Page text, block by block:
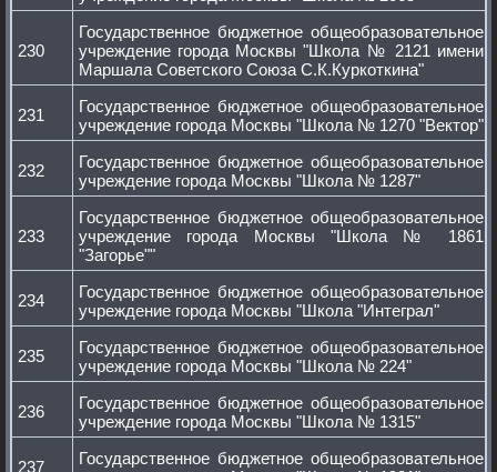
230
Государственное бюджетное общеобразовательное
учреждение города Москвы "Школа № 2121 имени
Маршала Советского Союза С.К.Куркоткина"
231
Государственное бюджетное общеобразовательное
учреждение города Москвы "Школа № 1270 "Вектор"
232
Государственное бюджетное общеобразовательное
учреждение города Москвы "Школа № 1287"
233
Государственное бюджетное общеобразовательное
учреждение города Москвы "Школа № 1861
"Загорье""
234
Государственное бюджетное общеобразовательное
учреждение города Москвы "Школа "Интеграл"
235
Государственное бюджетное общеобразовательное
учреждение города Москвы "Школа № 224"
236
Государственное бюджетное общеобразовательное
учреждение города Москвы "Школа № 1315"
237
Государственное бюджетное общеобразовательное